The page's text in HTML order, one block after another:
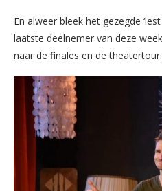
En alweer bleek het gezegde
laatste deelnemer van deze
naar de finales en de theatertour.